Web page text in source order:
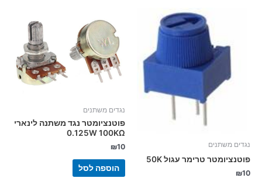
נגדים משתנים
פוטנציומטר טרימר עגול 50K
₪10
נגדים משתנים
פוטנציומטר נגד משתנה לינארי
0.125W 100KΩ
₪10
הוספה לסל